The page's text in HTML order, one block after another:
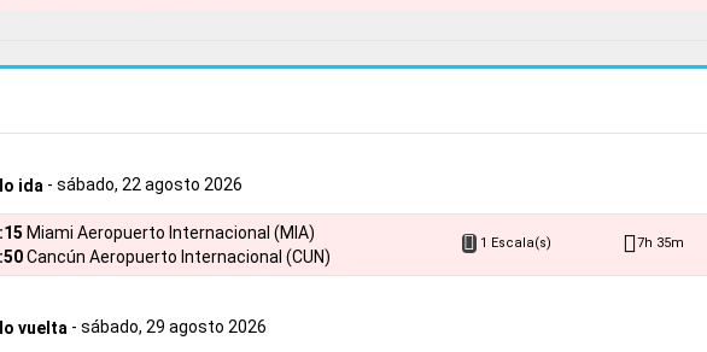
ida - sábado, 22 agosto 2026
Miami Aeropuerto Internacional (MIA)
Cancún Aeropuerto Internacional (CUN)
1 Escala(s) 7h 35m
vuelta - sábado, 29 agosto 2026